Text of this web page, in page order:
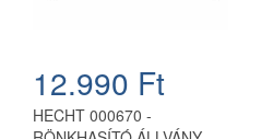
12.990 Ft
HECHT 000670 -